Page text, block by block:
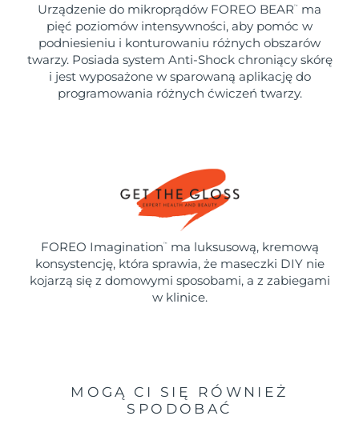
Urządzenie do mikroprądów FOREO BEAR ™
ma
pięć poziomów intensywności, aby pomóc w
podniesieniu i konturowaniu różnych obszarów
twarzy. Posiada system Anti-Shock chroniący skórę
i jest wyposażone w sparowaną aplikację do
programowania różnych ćwiczeń twarzy.
FOREO Imagination ™
ma luksusową, kremową
konsystencję, która sprawia, że maseczki DIY nie
kojarzą się z domowymi sposobami, a z zabiegami
w klinice.
MOGĄ CI SIĘ RÓWNIEŻ
SPODOBAĆ